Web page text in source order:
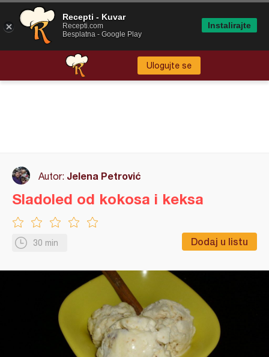
Ulogujte se
Autor: Jelena Petrović
30 min Dodaj u listu
Sladoled od kokosa i keksa
Recepti - Kuvar
Recepti.com
Besplatna - Google Play
Instalirajte